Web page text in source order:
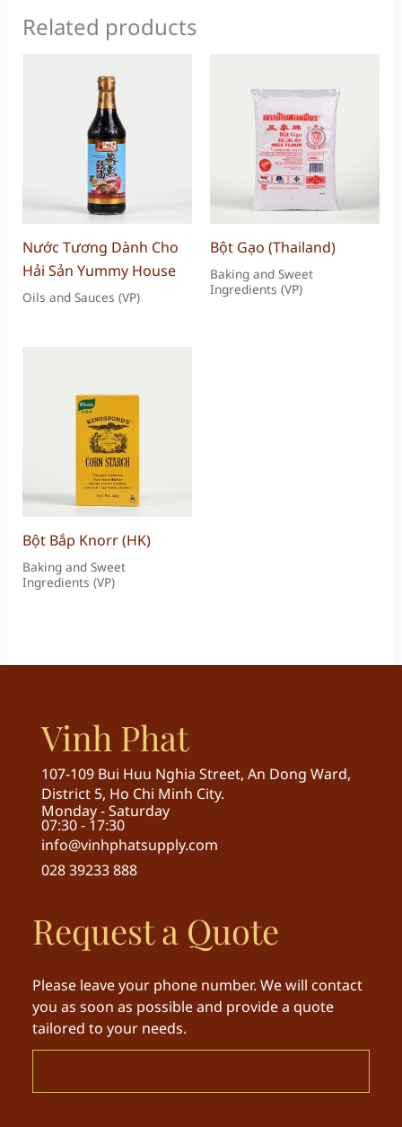
Related products
Nước Tương Dành Cho
Hải Sản Yummy House
Oils and Sauces (VP)
Bột Gạo (Thailand)
Baking and Sweet
Ingredients (VP)
Bột Bắp Knorr (HK)
Baking and Sweet
Ingredients (VP)
Vinh Phat
107-109 Bui Huu Nghia Street, An Dong Ward,
District 5, Ho Chi Minh City.
Monday - Saturday
07:30 - 17:30
info@vinhphatsupply.com
028 39233 888
Request a Quote
Please leave your phone number. We will contact
you as soon as possible and provide a quote
tailored to your needs.